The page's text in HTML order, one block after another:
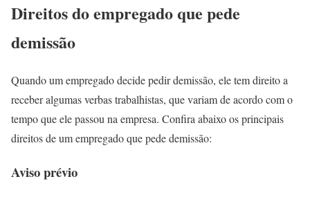
Direitos do empregado que pede
demissão
Quando um empregado decide pedir demissão, ele tem direito a
receber algumas verbas trabalhistas, que variam de acordo com o
tempo que ele passou na empresa. Confira abaixo os principais
direitos de um empregado que pede demissão:
Aviso prévio